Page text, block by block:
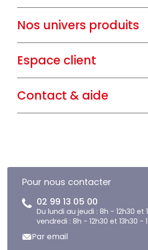
Nos univers produits
Espace client
Contact & aide
Pour nous contacter
02 99 13 05 00
Du lundi au jeudi : 8h - 12h30 et
vendredi : 8h - 12h30 et 13h30 -
Par email